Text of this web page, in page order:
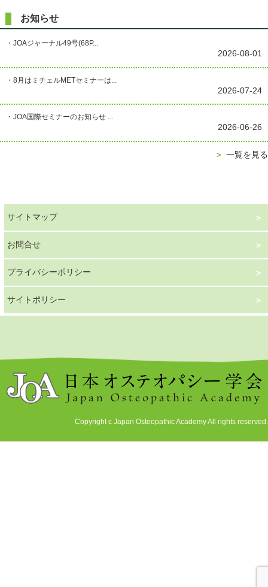
お知らせ
・JOAジャーナル49号(68P...
2026-08-01
・8月はミチェルMETセミナーは...
2026-07-24
・JOA国際セミナーのお知らせ ...
2026-06-26
＞ 一覧を見る
サイトマップ
お問合せ
プライバシーポリシー
サイトポリシー
Copyright c Japan Osteopathic Academy All rights reserved.